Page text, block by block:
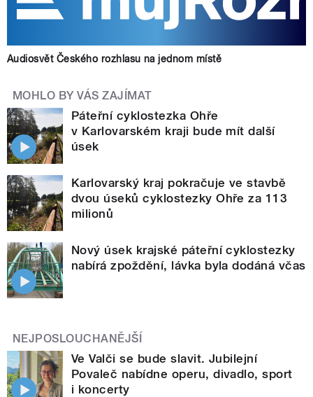
Audiosvět Českého rozhlasu na jednom místě
MOHLO BY VÁS ZAJÍMAT
Páteřní cyklostezka Ohře
v Karlovarském kraji bude mít další
úsek
Karlovarský kraj pokračuje ve stavbě
dvou úseků cyklostezky Ohře za 113
milionů
Nový úsek krajské páteřní cyklostezky
nabírá zpoždění, lávka byla dodáná včas
NEJPOSLOUCHANĚJŠÍ
Ve Valči se bude slavit. Jubilejní
Povaleč nabídne operu, divadlo, sport
i koncerty